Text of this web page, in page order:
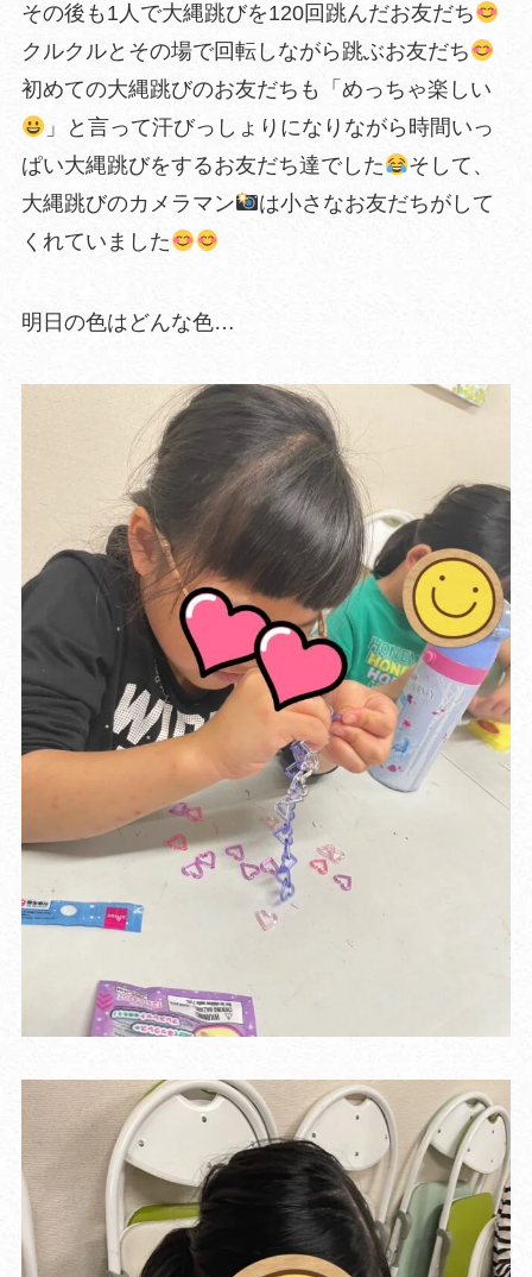
その後も1人で大縄跳びを120回跳んだお友だち
クルクルとその場で回転しながら跳ぶお友だち
初めての大縄跳びのお友だちも「めっちゃ楽しい
」と言って汗びっしょりになりながら時間いっ
ぱい大縄跳びをするお友だち達でした
そして、
大縄跳びのカメラマン
は小さなお友だちがして
くれていました
明日の色はどんな色…